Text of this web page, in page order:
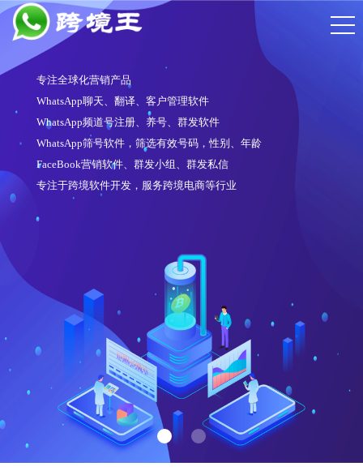
专注全球化营销产品
WhatsApp聊天、翻译、客户管理软件
WhatsApp频道号注册、养号、群发软件
WhatsApp筛号软件，筛选有效号码，性别、年龄
FaceBook营销软件、群发小组、群发私信
专注于跨境软件开发，服务跨境电商等行业